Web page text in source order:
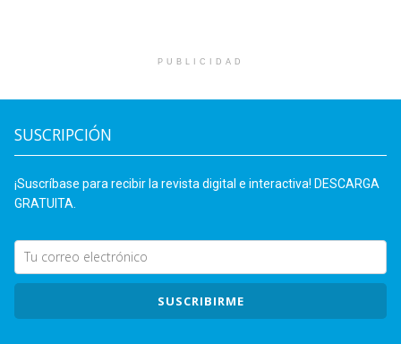
PUBLICIDAD
SUSCRIPCIÓN
¡Suscríbase para recibir la revista digital e interactiva! DESCARGA
GRATUITA.
SUSCRIBIRME